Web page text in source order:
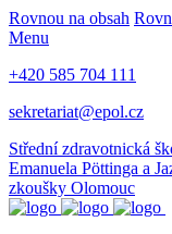
Rovnou na obsah
Menu
+420 585 704 111
sekretariat@epol.cz
Střední zdravotnická
Emanuela Pöttinga a
zkoušky Olomouc